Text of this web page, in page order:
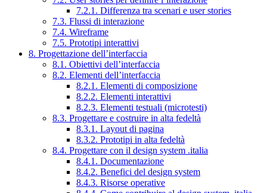
7.2.1. Differenza tra scenari e user stories
7.3. Flussi di interazione
7.4. Wireframe
7.5. Prototipi interattivi
8. Progettazione dell’interfaccia
8.1. Obiettivi dell’interfaccia
8.2. Elementi dell’interfaccia
8.2.1. Elementi di composizione
8.2.2. Elementi interattivi
8.2.3. Elementi testuali (microtesti)
8.3. Progettare e costruire in alta fedeltà
8.3.1. Layout di pagina
8.3.2. Prototipi in alta fedeltà
8.4. Progettare con il design system .italia
8.4.1. Documentazione
8.4.2. Benefici del design system
8.4.3. Risorse operative